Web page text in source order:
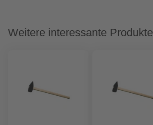
Weitere interessante Produkte